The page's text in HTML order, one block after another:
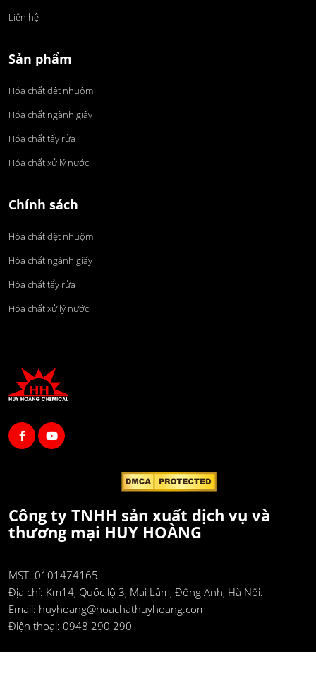
Liên hệ
Sản phẩm
Hóa chất dệt nhuộm
Hóa chất ngành giấy
Hóa chất tẩy rửa
Hóa chất xử lý nước
Chính sách
Hóa chất dệt nhuộm
Hóa chất ngành giấy
Hóa chất tẩy rửa
Hóa chất xử lý nước
Công ty TNHH sản xuất dịch vụ và
thương mại HUY HOÀNG
MST: 0101474165
Địa chỉ: Km14, Quốc lộ 3, Mai Lâm, Đông Anh, Hà Nội.
Email: huyhoang@hoachathuyhoang.com
Điện thoại: 0948 290 290